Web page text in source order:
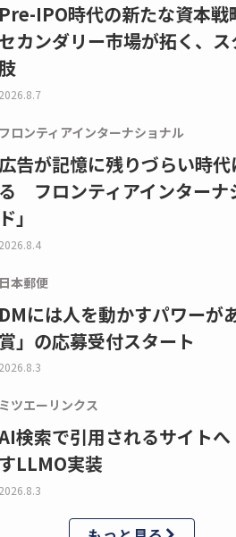
Pre-IPO時代の新たな資本戦
カンダリー市場が拓く、
肢
2026.8.7
フロンティアインターナショナル
広告が記憶に残りづらい時
る フロンティアインターナ
ド」
2026.8.4
日本郵便
DMには人を動かすパワーが
賞」の応募受付スタート
2026.8.3
ミツエーリンクス
検索で引用されるサイト
すLLMO実装
2026.8.3